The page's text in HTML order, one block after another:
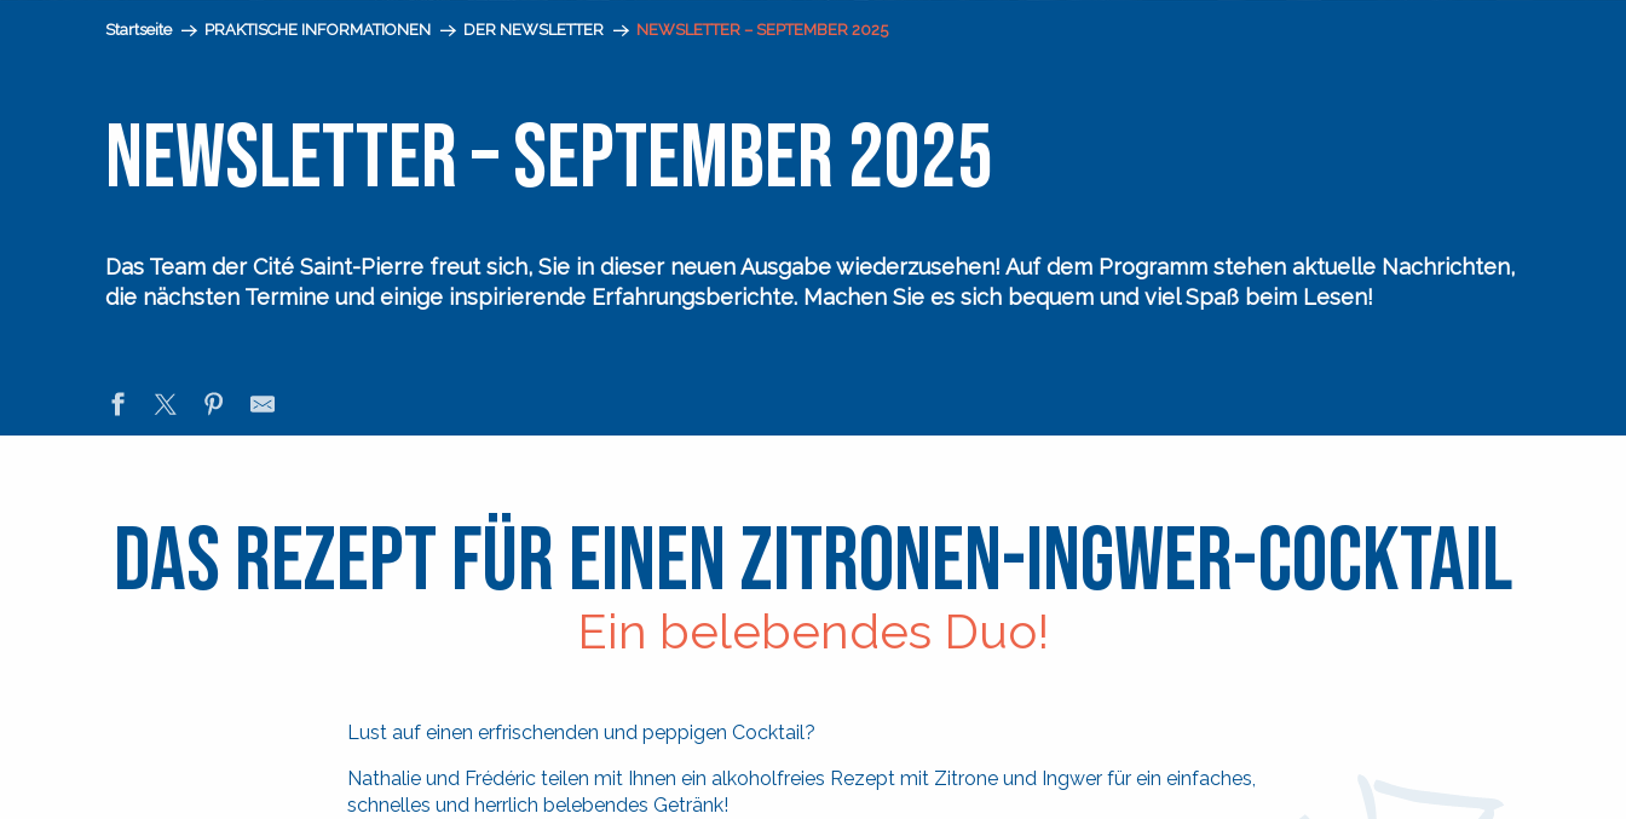
Startseite PRAKTISCHE INFORMATIONEN DER NEWSLETTER NEWSLETTER – SEPTEMBER 2025
NEWSLETTER – SEPTEMBER 2025
Das Team der Cité Saint-Pierre freut sich, Sie in dieser neuen Ausgabe wiederzusehen! Auf dem Programm stehen aktuelle Nachrichten,
die nächsten Termine und einige inspirierende Erfahrungsberichte. Machen Sie es sich bequem und viel Spaß beim Lesen!
Das Rezept für einen Zitronen-Ingwer-Cocktail
Ein belebendes Duo!
Lust auf einen erfrischenden und peppigen Cocktail?
Nathalie und Frédéric teilen mit Ihnen ein alkoholfreies Rezept mit Zitrone und Ingwer für ein einfaches,
schnelles und herrlich belebendes Getränk!